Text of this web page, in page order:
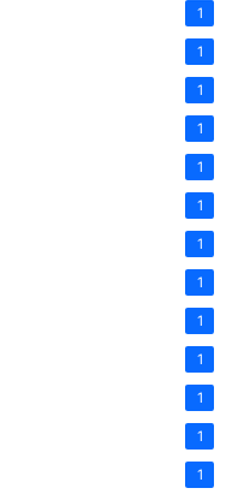
1
1
1
1
1
1
1
1
1
1
1
1
1